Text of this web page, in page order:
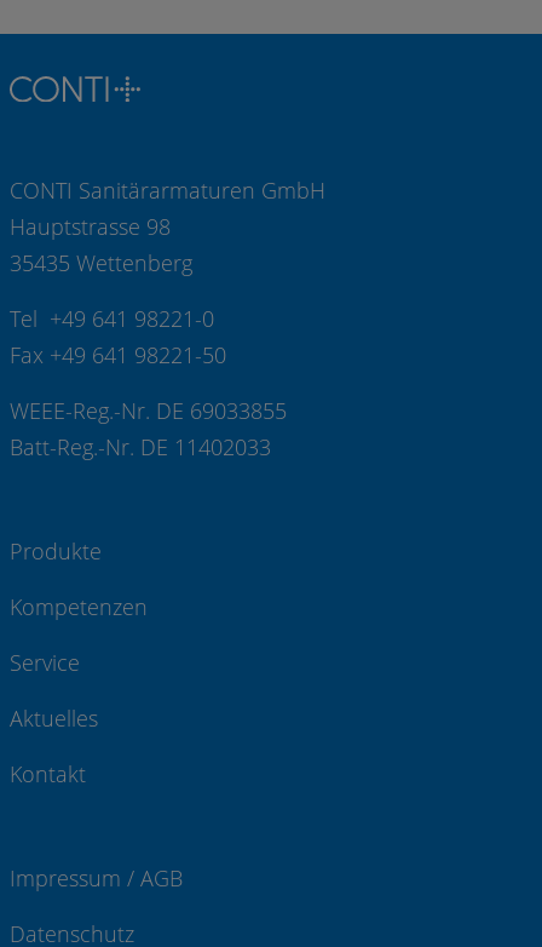
CONTI Sanitärarmaturen GmbH
Hauptstrasse 98
35435 Wettenberg
Tel +49 641 98221-0
Fax +49 641 98221-50
WEEE-Reg.-Nr. DE 69033855
Batt-Reg.-Nr. DE 11402033
Produkte
Kompetenzen
Service
Aktuelles
Kontakt
Impressum / AGB
Datenschutz